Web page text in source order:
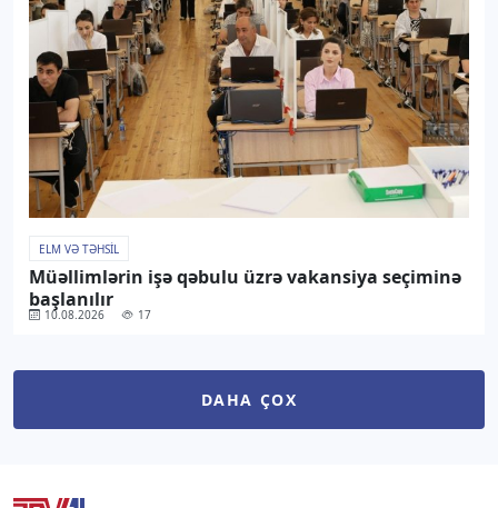
ELM VƏ TƏHSIL
Müəllimlərin işə qəbulu üzrə vakansiya seçiminə
başlanılır
10.08.2026 17
DAHA ÇOX